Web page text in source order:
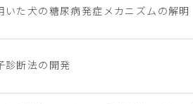
いた犬の糖尿病発症メカニズムの解明
診断法の開発